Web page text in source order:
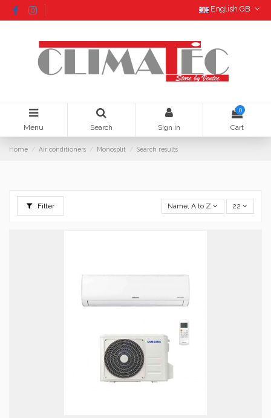
English GB
Menu Search Sign in
0
Cart
Home Air conditioners Monosplit Search results
Filter Name, A to Z 22